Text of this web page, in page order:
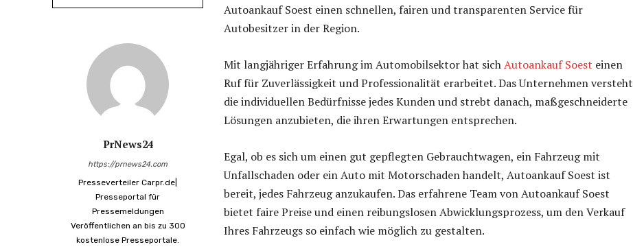
PrNews24
https://prnews24.com
Presseverteiler Carpr.de|
Presseportal für
Pressemeldungen
Veröffentlichen an bis zu 300
kostenlose Presseportale.
Autoankauf Soest einen schnellen, fairen und transparenten Service für
Autobesitzer in der Region.
Mit langjähriger Erfahrung im Automobilsektor hat sichAutoankauf Soest einen
Ruf für Zuverlässigkeit und Professionalität erarbeitet. Das Unternehmen versteht
die individuellen Bedürfnisse jedes Kunden und strebt danach, maßgeschneiderte
Lösungen anzubieten, die ihren Erwartungen entsprechen.
Egal, ob es sich um einen gut gepflegten Gebrauchtwagen, ein Fahrzeug mit
Unfallschaden oder ein Auto mit Motorschaden handelt, Autoankauf Soest ist
bereit, jedes Fahrzeug anzukaufen. Das erfahrene Team von Autoankauf Soest
bietet faire Preise und einen reibungslosen Abwicklungsprozess, um den Verkauf
Ihres Fahrzeugs so einfach wie möglich zu gestalten.